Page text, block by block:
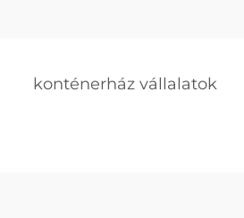
konténerház vállalatok